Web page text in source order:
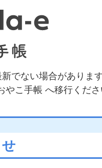
でない場合がありま
やこ手帳 へ移行くだ